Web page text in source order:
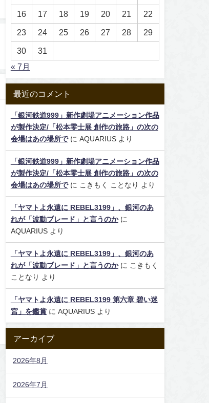
16 17 18 19 20 21 22
23 24 25 26 27 28 29
30
31
« 7月
最近のコメント
「銀河鉄道999」新作劇場アニメーション作品
が製作決定/「松本零士展 創作の旅路」の次の
会場はあの場所でに AQUARIUSより
「銀河鉄道999」新作劇場アニメーション作品
が製作決定/「松本零士展 創作の旅路」の次の
会場はあの場所でに こきもく ことなり より
「ヤマトよ永遠に REBEL3199」、銀河のあ
れが「波動ブレード」と言うのかに
AQUARIUSより
「ヤマトよ永遠に REBEL3199」、銀河のあ
れが「波動ブレード」と言うのかに
こきもく
ことなり
より
「ヤマトよ永遠に REBEL3199 第六章 碧い迷
宮」を鑑賞に AQUARIUSより
アーカイブ
2026年8月
2026年7月